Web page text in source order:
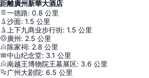
距離廣州新華大酒店
一德路: 0.8 公里
沙面: 1.5 公里
上下九商业步行街: 1.5 公里
廣州: 2.5 公里
陈家祠: 2.8 公里
中山纪念堂: 3.1 公里
南越王博物院王墓展区: 3.6 公里
广州大剧院: 6.5 公里